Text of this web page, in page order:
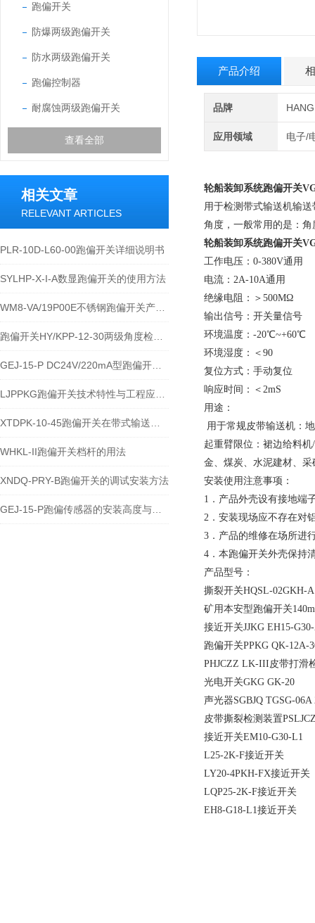
跑偏开关
防爆两级跑偏开关
防水两级跑偏开关
跑偏控制器
耐腐蚀两级跑偏开关
查看全部
相关文章
RELEVANT ARTICLES
PLR-10D-L60-00跑偏开关详细说明书
SYLHP-X-I-A数显跑偏开关的使用方法
WHKL-II跑偏开关档杆的用法
XNDQ-PRY-B跑偏开关的调试安装方法
产品介绍
品牌
应用领域 电子/
轮船装卸系统跑偏开关
用于检测带式输送机输
角度，一般常用的是：角
轮船装卸系统跑偏开关
工作电压：0-380V通用
电流：2A-10A通用
绝缘电阻：＞500MΩ
输出信号：开关量信号
环境温度：-20℃~+60℃
环境湿度：＜90
复位方式：手动复位
响应时间：＜2mS
用途：
用于常规皮带输送机：
起重臂限位：裙边给料
金、煤炭、水泥建材、
安装使用注意事项：
1．产品外壳设有接地端
2．安装现场应不存在对
3．产品的维修在场所进
4．本跑偏开关外壳保持
产品型号：
撕裂开关HQSL-02GKH-
矿用本安型跑偏开关
接近开关JJKG EH15-
跑偏开关PPKG QK-12A-
PHJCZZ LK-III皮带打滑
光电开关GKG GK-20
声光器SGBJQ TGSG-06A
皮带撕裂检测装置
接近开关EM10-G30-L1
L25-2K-F接近开关
LY20-4PKH-FX接近开关
LQP25-2K-F接近开关
EH8-G18-L1接近开关